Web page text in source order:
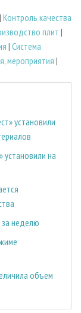
| Контроль качества
плит |
| Система
мероприятия |
установили
установили на
неделю
объем